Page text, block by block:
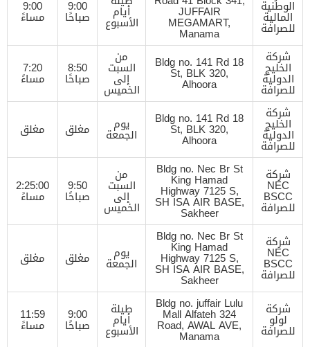
الوطنية
المالية
للصرافة
JUFFAIR
MEGAMART,
Manama
أيام
الأسبوع
9:00
صباحًا
9:00
مساءً
شركة
الخليج
الدولية
للصرافة
Bldg no. 141 Rd 18
St, BLK 320,
Alhoora
من
السبت
إلى
الخميس
8:50
صباحًا
7:20
مساءً
شركة
الخليج
الدولية
للصرافة
Bldg no. 141 Rd 18
St, BLK 320,
Alhoora
يوم
الجمعة مغلق مغلق
شركة
NEC
BSCC
للصرافة
Bldg no. Nec Br St
King Hamad
Highway 7125 S,
SH ISA AIR BASE,
Sakheer
من
السبت
إلى
الخميس
9:50
صباحًا
2:25:00
مساءً
شركة
NEC
BSCC
للصرافة
Bldg no. Nec Br St
King Hamad
Highway 7125 S,
SH ISA AIR BASE,
Sakheer
يوم
الجمعة مغلق مغلق
شركة
لولو
للصرافة
Bldg no. juffair Lulu
Mall Alfateh 324
Road, AWAL AVE,
Manama
طيلة
أيام
الأسبوع
9:00
صباحًا
11:59
مساءً